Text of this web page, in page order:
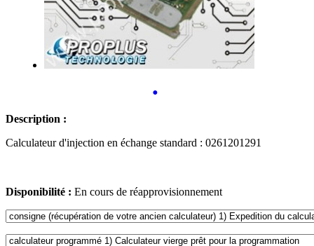
•
Description :
Calculateur d'injection en échange standard : 0261201291
Disponibilité : En cours de réapprovisionnement